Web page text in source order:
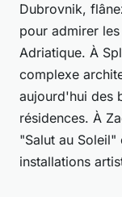
Dubrovnik,
pour admirer
Adriatique. À
complexe
aujourd'hui des
résidences. À
"Salut au
installations